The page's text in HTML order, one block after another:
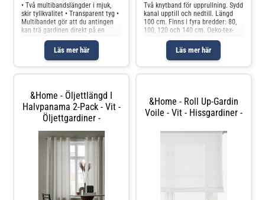
Läs mer här
• Två multibandslängder i mjuk,
skir tyllkvalitet • Transparent tyg •
Multibandet gör att du antingen
kan trä gardinen direkt på en
gardinstång genom de dolda
hällorna eller använda ringar och
nålkrokar (ej fingerkrokar).
Produkten innehåller spårbar
Läs mer här
Två knytband för upprullning. Sydd
kanal upptill och nedtill. Längd
100 cm. Finns i fyra bredder: 80,
100, 120 och 140 cm. Oeko-tex-
certifierad ZHHO 057117 vilket
innebär att produkten har testats
och uppfyller Oeko-tex krav för att
inte orsaka några
&Home - Öljettlängd I
Halvpanama 2-Pack - Vit -
Öljettgardiner -
&Home - Roll Up-Gardin
Voile - Vit - Hissgardiner -